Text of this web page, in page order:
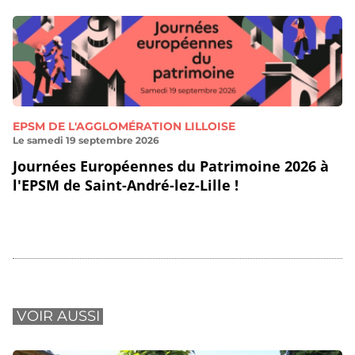
EPSM DE L'AGGLOMÉRATION LILLOISE
Le samedi 19 septembre 2026
Journées Européennes du Patrimoine 2026 à
l'EPSM de Saint-André-lez-Lille !
VOIR AUSSI